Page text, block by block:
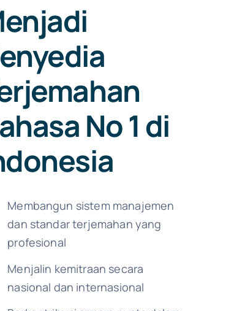
No 1 di
Membangun sistem manajemen
dan standar terjemahan yang
profesional
Menjalin kemitraan secara
nasional dan internasional